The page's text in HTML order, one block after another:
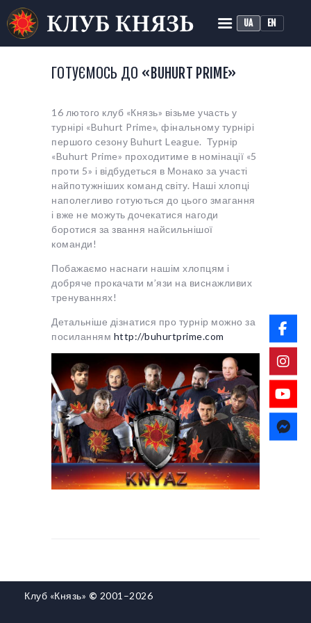
UA EN
КЛУБ ІСТОРИЧНОЇ
РЕКОНСТРУКЦІЇ «КНЯЗЬ»
ГОЛОВНА
ПРО КЛУБ
ТРЕНУВАННЯ
НОВИНИ
МЕДІА
ГОТУЄМОСЬ ДО «BUHURT PRIME»
16 лютого клуб «Князь» візьме участь у
турнірі «Buhurt Prime», фінальному турнірі
першого сезону Buhurt League. Турнір
«Buhurt Prime» проходитиме в номінації «5
проти 5» і відбудеться в Монако за участі
найпотужніших команд світу. Наші хлопці
наполегливо готуються до цього змагання
і вже не можуть дочекатися нагоди
боротися за звання найсильнішої
команди!
Побажаємо наснаги нашім хлопцям і
добряче прокачати м’язи на виснажливих
тренуваннях!
Детальніше дізнатися про турнір можно за
посиланням http://buhurtprime.com
Клуб «Князь» © 2001–2026